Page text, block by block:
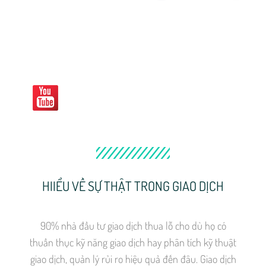
HIIỂU VỀ SỰ THẬT TRONG GIAO DỊCH
90% nhà đầu tư giao dịch thua lỗ cho dù họ có
thuần thục kỹ năng giao dịch hay phân tích kỹ thuật
giao dịch, quản lý rủi ro hiệu quả đến đâu. Giao dịch